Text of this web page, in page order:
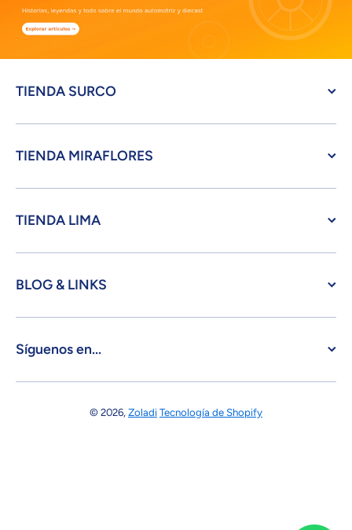
TIENDA SURCO
TIENDA MIRAFLORES
TIENDA LIMA
BLOG & LINKS
Síguenos en...
© 2026,Zoladi Tecnología de Shopify